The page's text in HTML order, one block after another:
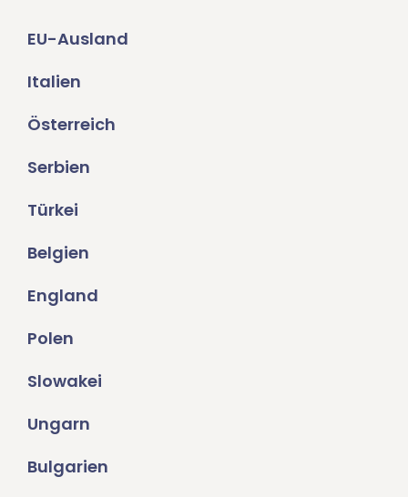
EU-Ausland
Italien
Österreich
Serbien
Türkei
Belgien
England
Polen
Slowakei
Ungarn
Bulgarien